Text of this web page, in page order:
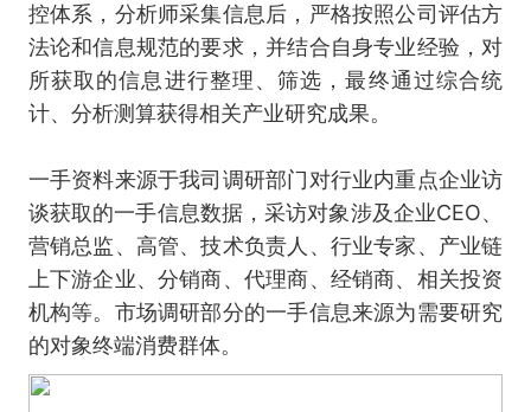
控体系，分析师采集信息后，严格按照公司评估方
法论和信息规范的要求，并结合自身专业经验，对
所获取的信息进行整理、筛选，最终通过综合统
计、分析测算获得相关产业研究成果。
一手资料来源于我司调研部门对行业内重点企业访
谈获取的一手信息数据，采访对象涉及企业CEO、
营销总监、高管、技术负责人、行业专家、产业链
上下游企业、分销商、代理商、经销商、相关投资
机构等。市场调研部分的一手信息来源为需要研究
的对象终端消费群体。